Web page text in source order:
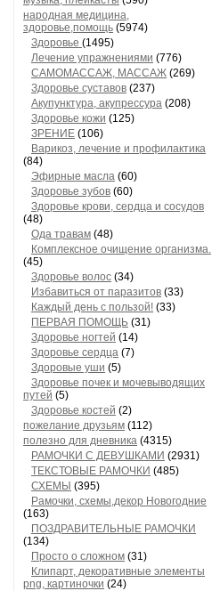
народная медицина,
здоровье,помощь (5974)
Здоровье (1495)
Лечение упражнениями (776)
САМОМАССАЖ, МАССАЖ (269)
Здоровье суставов (237)
Акупунктура, акупрессура (208)
Здоровье кожи (125)
ЗРЕНИЕ (106)
Варикоз, лечение и профилактика
(84)
Эфирные масла (60)
Здоровье зубов (60)
Здоровье крови, сердца и сосудов
(48)
Ода травам (48)
Комплексное очищение организма.
(45)
Здоровье волос (34)
Избавиться от паразитов (33)
Каждый день с пользой! (33)
ПЕРВАЯ ПОМОЩЬ (31)
Здоровье ногтей (14)
Здоровье сердца (7)
Здоровые уши (5)
Здоровье почек и мочевыводящих
путей (5)
Здоровье костей (2)
пожелание друзьям (112)
полезно для дневника (4315)
РАМОЧКИ С ДЕВУШКАМИ (2931)
ТЕКСТОВЫЕ РАМОЧКИ (485)
СХЕМЫ (395)
Рамочки, схемы,декор Новогодние
(163)
ПОЗДРАВИТЕЛЬНЫЕ РАМОЧКИ
(134)
Просто о сложном (31)
Клипарт, декоративные элементы
png, картиночки (24)